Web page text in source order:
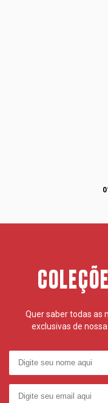
Quer saber todas as
exclusivas de